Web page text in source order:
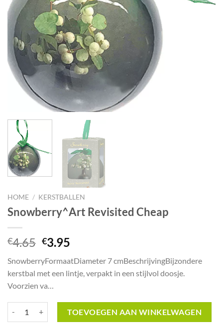
HOME / KERSTBALLEN
Snowberry^Art Revisited Cheap
€4.65 Oorspronkelijke
was:
€4.65.
€3.95
is:
€3.95.
SnowberryFormaatDiameter 7 cmBeschrijvingBijzondere
kerstbal met een lintje, verpakt in een stijlvol doosje.
Voorzien va…
TOEVOEGEN AAN WINKELWAGEN